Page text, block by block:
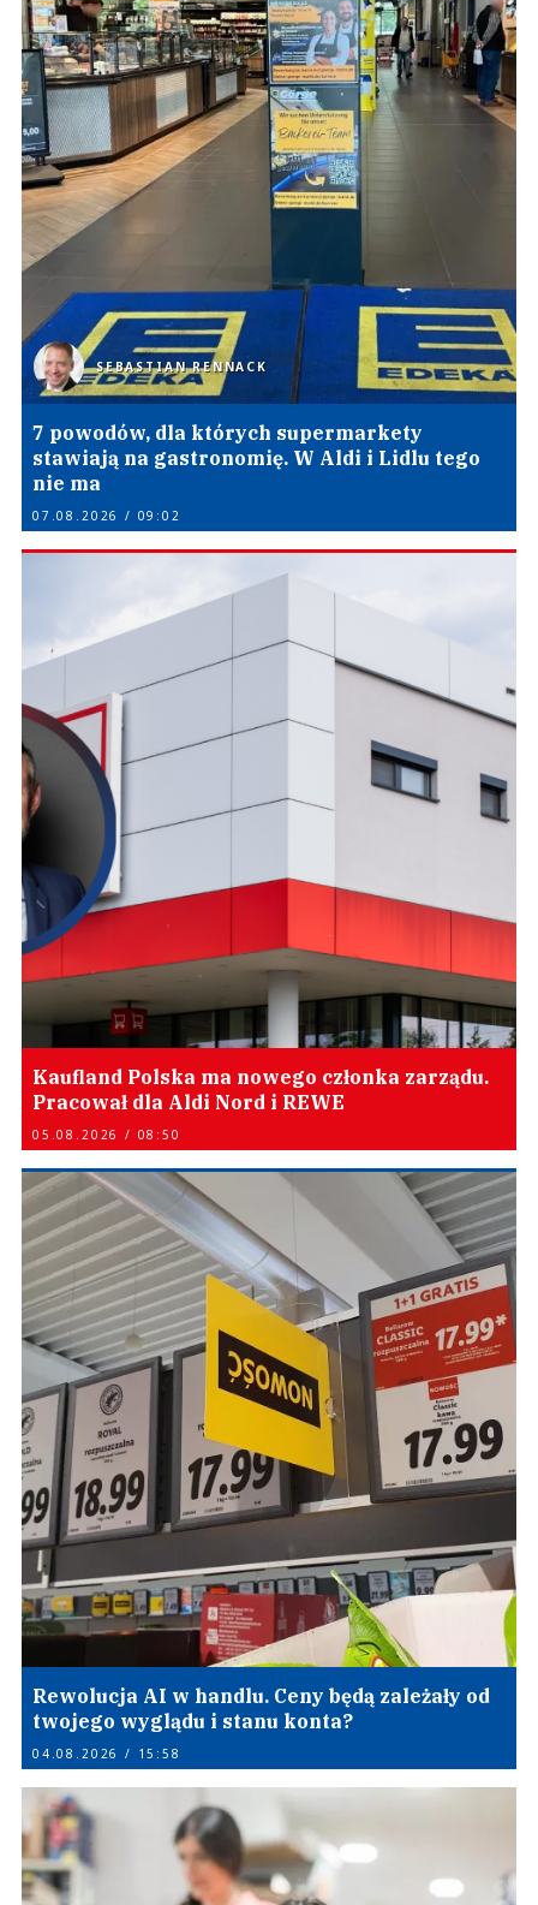
SEBASTIAN RENNACK
7 powodów, dla których supermarkety
stawiają na gastronomię. W Aldi i Lidlu tego
nie ma
07.08.2026 / 09:02
Kaufland Polska ma nowego członka zarządu.
Pracował dla Aldi Nord i REWE
05.08.2026 / 08:50
Rewolucja AI w handlu. Ceny będą zależały od
twojego wyglądu i stanu konta?
04.08.2026 / 15:58